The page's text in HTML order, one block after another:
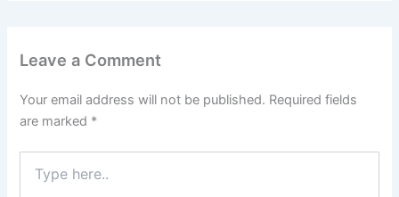
Leave a Comment
Your email address will not be published. Required fields
are marked *
here..